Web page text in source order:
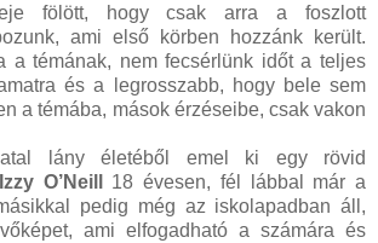
fölött, hogy csak arra a foszlott
ami első körben hozzánk került.
a témának, nem fecsérlünk időt a teljes
és a legrosszabb, hogy bele sem
a témába, mások érzéseibe, csak vakon
lány életéből emel ki egy rövid
Izzy O’Neill
18 évesen, fél lábbal már a
pedig még az iskolapadban áll,
ami elfogadható a számára és